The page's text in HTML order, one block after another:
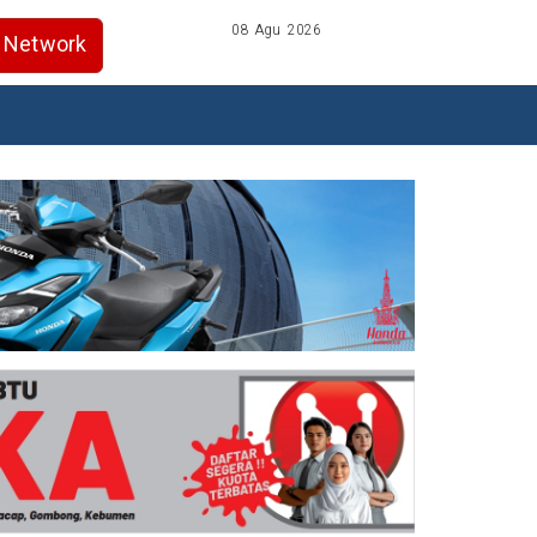
Network 08 Agu 2026